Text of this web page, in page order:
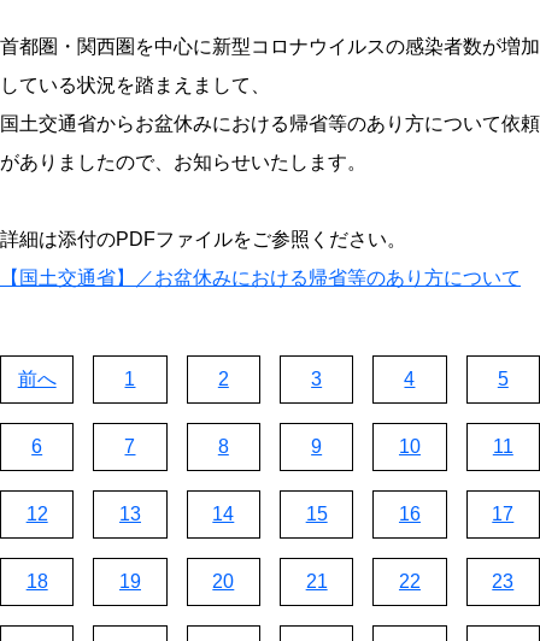
首都圏・関西圏を中心に新型コロナウイルスの感染者数が増加
している状況を踏まえまして、
国土交通省からお盆休みにおける帰省等のあり方について依頼
がありましたので、お知らせいたします。
詳細は添付のPDFファイルをご参照ください。
【国土交通省】／お盆休みにおける帰省等のあり方について
前へ 1 2 3 4 5
6 7 8 9 10 11
12 13 14 15 16 17
18 19 20 21 22 23